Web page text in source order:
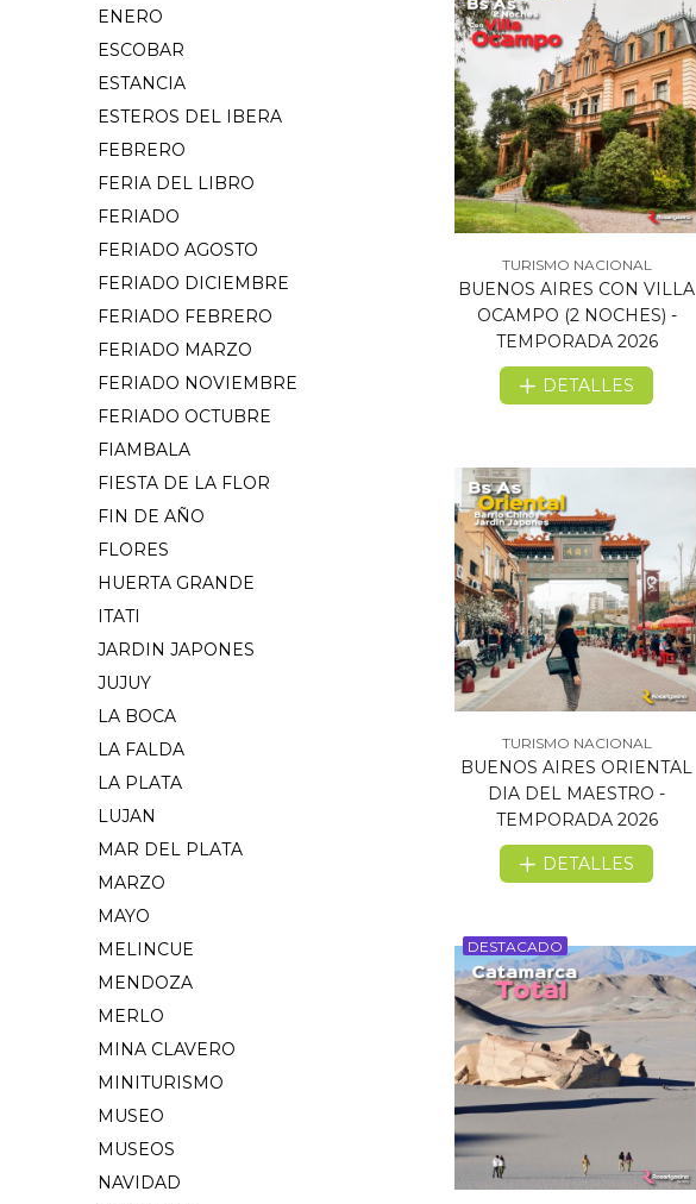
ENERO
ESCOBAR
ESTANCIA
ESTEROS DEL IBERA
FEBRERO
FERIA DEL LIBRO
FERIADO
FERIADO AGOSTO
FERIADO DICIEMBRE
FERIADO FEBRERO
FERIADO MARZO
FERIADO NOVIEMBRE
FERIADO OCTUBRE
FIAMBALA
FIESTA DE LA FLOR
FIN DE AÑO
FLORES
HUERTA GRANDE
ITATI
JARDIN JAPONES
JUJUY
LA BOCA
LA FALDA
LA PLATA
LUJAN
MAR DEL PLATA
MARZO
MAYO
MELINCUE
MENDOZA
MERLO
MINA CLAVERO
MINITURISMO
MUSEO
MUSEOS
NAVIDAD
TURISMO NACIONAL
BUENOS AIRES CON VILLA
OCAMPO (2 NOCHES) -
TEMPORADA 2026
DETALLES
TURISMO NACIONAL
BUENOS AIRES ORIENTAL
DIA DEL MAESTRO -
TEMPORADA 2026
DETALLES
DESTACADO